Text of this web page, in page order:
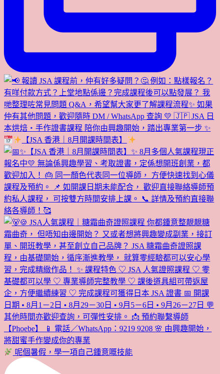
【JSA 香港｜8月開課時間表】
呢個暑假，學一項自己鍾意嘅技能